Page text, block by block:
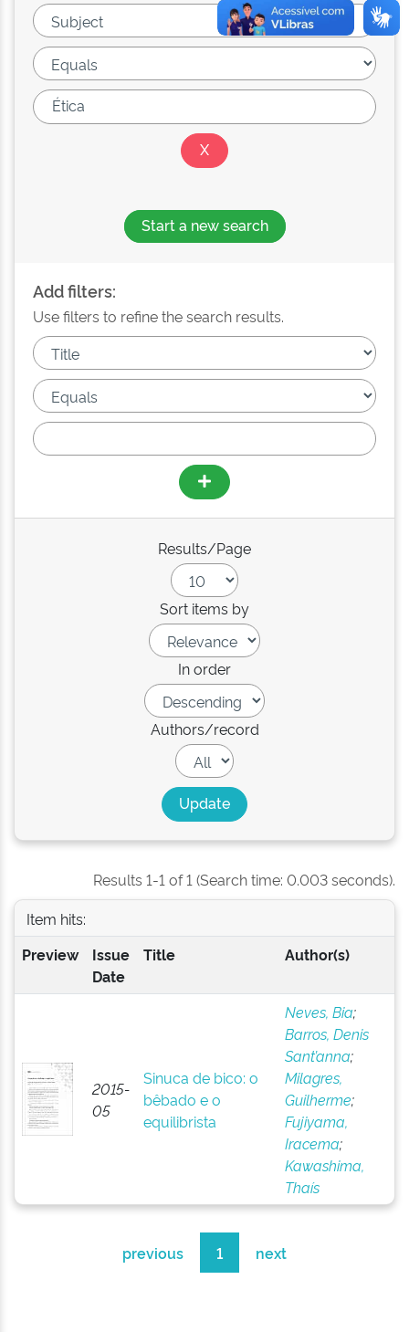
Start a new search
Add filters:
Use filters to refine the search results.
Results/Page
Sort items by
In order
Authors/record
Results 1-1 of 1 (Search time: 0.003 seconds).
Item hits:
Preview
Issue
Date
Title Author(s)
2015-
05
Sinuca de bico: o
bêbado e o
equilibrista
Neves, Bia;
Barros, Denis
Sant’anna;
Milagres,
Guilherme;
Fujiyama,
Iracema;
Kawashima,
Thaís
previous 1 next